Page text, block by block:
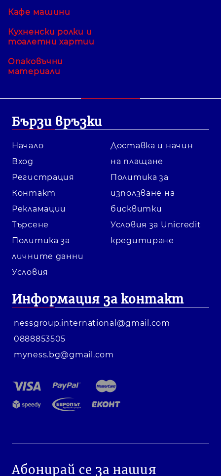
Кафе машини
Кухненски ролки и
тоалетни хартии
Опаковъчни
материали
Бързи връзки
Начало
Вход
Регистрация
Контакт
Рекламации
Търсене
Политика за
личните данни
Условия
Доставка и начин
на плащане
Политика за
използване на
бисквитки
Условия за Unicredit
кредитиране
Информация за контакт
nessgroup.international@gmail.com
0888853505
myness.bg@gmail.com
Абонирай се за нашия